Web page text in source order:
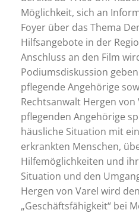
Möglichkeit, sich an
Foyer über das Thema
Hilfsangebote in der
Anschluss an den Film
Podiumsdiskussion
pflegende Angehörige
Rechtsanwalt Hergen von
pflegenden Angehörige
häusliche Situation mit
erkrankten Menschen,
Hilfemöglichkeiten und
Situation und den
Hergen von Varel wird
„Geschäftsfähigkeit“ bei